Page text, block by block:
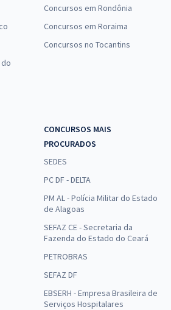
Concursos em Rondônia
Concursos em Roraima
Concursos no Tocantins
CONCURSOS MAIS
PROCURADOS
SEDES
PC DF - DELTA
PM AL - Polícia Militar do Estado
de Alagoas
SEFAZ CE - Secretaria da
Fazenda do Estado do Ceará
PETROBRAS
SEFAZ DF
EBSERH - Empresa Brasileira de
Serviços Hospitalares